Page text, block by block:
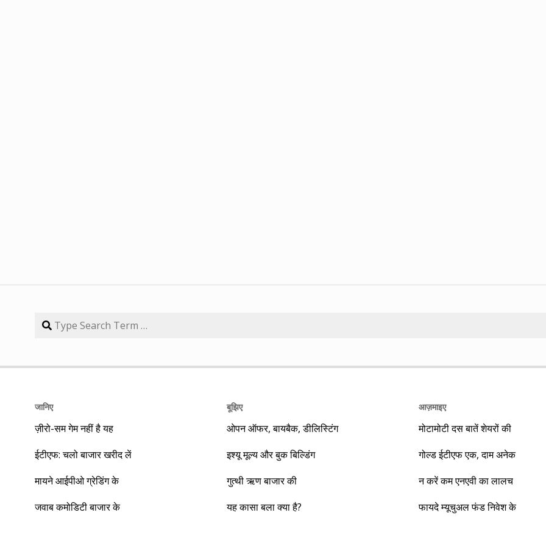
जानिए
ज़ीरो-सम गेम नहीं है यह
ईटीएफ: चलो बाजार खरीद लें
मायने आईपीओ ग्रेडिंग के
जवाब कमोडिटी बाजार के
बूझिए
ओपन ऑफर, बायबैक, डीलिस्टिंग
इश्यू मूल्य और बुक बिल्डिंग
गुत्थी ऋण बाजार की
यह कासा बला क्या है?
आज़माइए
मोटामोटी दस बातें शेयरों की
गोल्ड ईटीएफ एक, दाम अनेक
न करें कम एनएवी का लालच
फायदे म्यूचुअल फंड निवेश के